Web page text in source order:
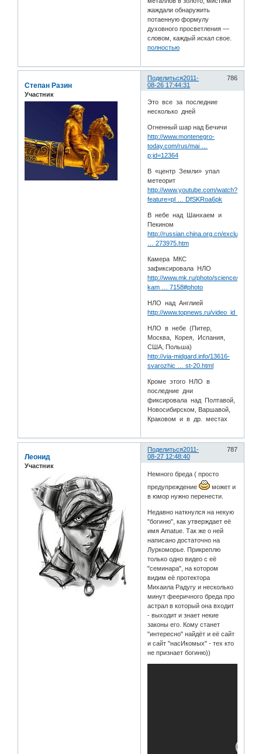
жаждали обнаружить
потаенную формулу
духовного просветления —
словом, каждый искал свое.
полностью
Поделиться 786
2011-
08-26 17:44:31
Степан Разин
Участник
Это все за последние
несколько дней
Огненный шар над Бечичи
http://www.montenegro-
today.com/rus/mai …
p;id=12364
В «центр Земли» упал
метеорит
http://www.youtube.com/watch?
feature=pl … DfSKRoa6pk
В небе над Шанхаем и
Пекином
http://russian.china.org.cn/exclusive/t
… 273975.htm
Камера МКС
зафиксировала НЛО
http://www.mk.ru/photo/science/2931-
kam … 7158#photo
НЛО над Англией
http://www.topnews.ru/
НЛО в небе (Питер,
Москва, Корея, Испания,
США, Польша)
http://via-midgard.info/13616-
svarozhic … st-20.html
Кроме этого НЛО в
последние дни
фиксировала над Полтавой,
Новосибирском, Варшавой,
Краковом и в др. местах
Поделиться 787
2011-
08-27 12:48:40
Леонид
Участник
Немного бреда ( просто
предупреждение
может и
в юмор нужно перенести.
Недавно наткнулся на некую
"богиню", как утверждает её
имя Amatue. Так же о ней
написано достаточно на
Луркоморье. Прикреплю
только одно видео с её
"семинара", на котором
видим её протектора
Михаила Радугу и несколько
минут фееричного бреда про
астрал в который она входит
- выходит и знает некие
законы его. Кому станет
"интересно" найдёт и её сайт
и сайт "насИкомых" - тех кто
не признает богиню))